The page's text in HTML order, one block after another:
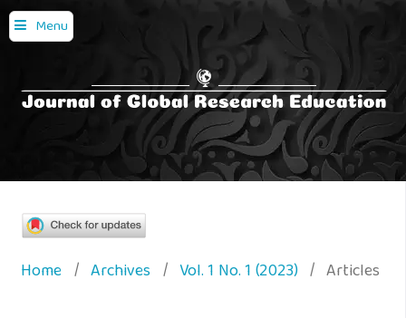
Menu
Home / Archives / Vol. 1 No. 1 (2023) / Articles